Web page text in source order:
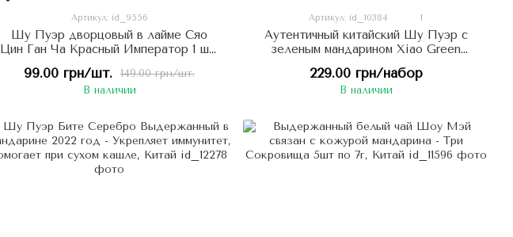
Артикул: id_9556
Шу Пуэр дворцовый в лайме Сяо
Цин Ган Ча Красный Император 1 шт,
149.00 грн/шт.
99.00 грн/шт.
В наличии
Артикул: id_10384 1
Аутентичный китайский Шу Пуэр с
зеленым мандарином Xiao Green
229.00 грн/набор
В наличии